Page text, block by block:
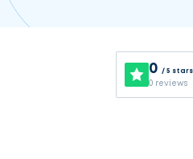
0 / 5 stars
0 reviews